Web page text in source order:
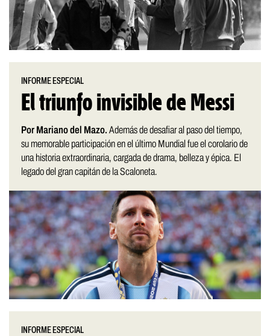
INFORME ESPECIAL
El triunfo invisible de Messi
Por Mariano del Mazo. Además de desafiar al paso del tiempo,
su memorable participación en el último Mundial fue el corolario de
una historia extraordinaria, cargada de drama, belleza y épica. El
legado del gran capitán de la Scaloneta.
INFORME ESPECIAL